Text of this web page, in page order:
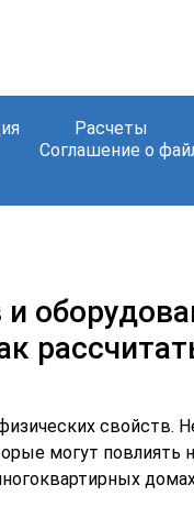
Расчеты
Соглашение о
свойств.
могут повлиять